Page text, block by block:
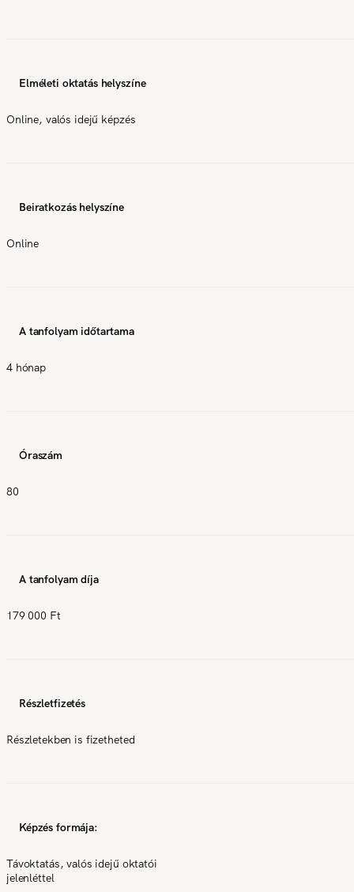
Elméleti oktatás helyszíne
Online, valós idejű képzés
Beiratkozás helyszíne
Online
A tanfolyam időtartama
4 hónap
Óraszám
80
A tanfolyam díja
179 000 Ft
Részletfizetés
Részletekben is fizetheted
Képzés formája:
Távoktatás, valós idejű oktatói
jelenléttel